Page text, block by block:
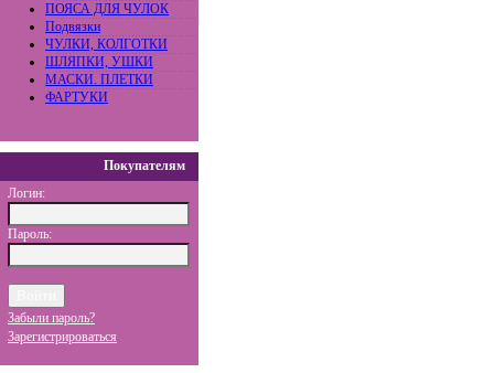
ПОЯСА ДЛЯ ЧУЛОК
Подвязки
ЧУЛКИ, КОЛГОТКИ
ШЛЯПКИ, УШКИ
МАСКИ. ПЛЕТКИ
ФАРТУКИ
Покупателям
Логин:
Пароль:
Забыли пароль?
Зарегистрироваться